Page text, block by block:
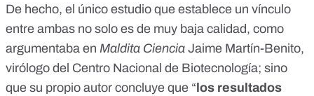
De hecho, el único estudio que establece un vínculo
entre ambas no solo es de muy baja calidad, como
argumentaba en Maldita Ciencia Jaime Martín-Benito,
virólogo del Centro Nacional de Biotecnología; sino
que su propio autor concluye que “ los resultados